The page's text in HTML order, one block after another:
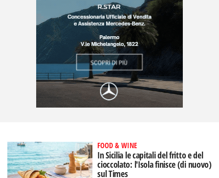
FOOD & WINE
In Sicilia le capitali del fritto e del
cioccolato: l'Isola finisce (di nuovo)
sul Times